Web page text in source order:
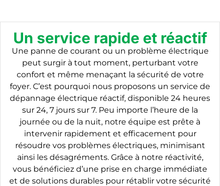
Un service rapide et réactif
Une panne de courant ou un problème électrique
peut surgir à tout moment, perturbant votre
confort et même menaçant la sécurité de votre
foyer. C’est pourquoi nous proposons un service de
dépannage électrique réactif, disponible 24 heures
sur 24, 7 jours sur 7. Peu importe l’heure de la
journée ou de la nuit, notre équipe est prête à
intervenir rapidement et efficacement pour
résoudre vos problèmes électriques, minimisant
ainsi les désagréments. Grâce à notre réactivité,
vous bénéficiez d’une prise en charge immédiate
et de solutions durables pour rétablir votre sécurité